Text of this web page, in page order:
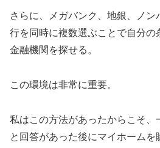
さらに、メガバンク、地銀、ノ
行を同時に複数選ぶことで自分の
金融機関を探せる。
この環境は非常に重要。
私はこの方法があったからこそ、
と回答があった後にマイホームを